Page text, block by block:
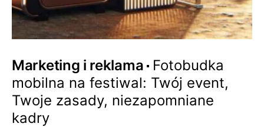
Marketing i reklama
Fotobudka
mobilna na festiwal: Twój event,
Twoje zasady, niezapomniane
kadry